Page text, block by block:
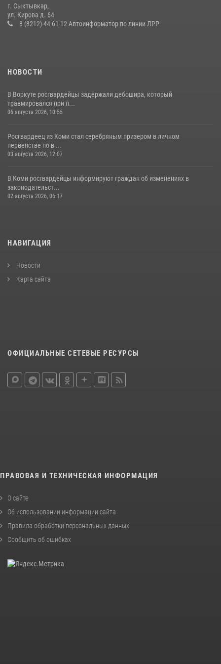
В Сыктывкаре состоялась торжественная присяга для
военнослужащих по призыву в Центре подготовки личного состава
г. Сыктывкар,
ул. Кирова д. 64
8 (8212)-44-61-12 Автоинформатор по линии ЛРР
НОВОСТИ
В Воркуте росгвардейцы задержали дебошира, который
травмировался при п...
06 августа 2026, 10:55
Росгвардеец из Коми стал серебряным призером в личном
первенстве по в ...
03 августа 2026, 12:07
В Коми росгвардейцы информируют граждан об изменениях в
законодательст...
02 августа 2026, 06:17
НАВИГАЦИЯ
Новости
Карта сайта
ОФИЦИАЛЬНЫЕ СЕТЕВЫЕ РЕСУРСЫ
ПРАВОВАЯ И ТЕХНИЧЕСКАЯ ИНФОРМАЦИЯ
О сайте
Об использовании информации сайта
Правила обработки персональных данных
Сообщить об ошибках